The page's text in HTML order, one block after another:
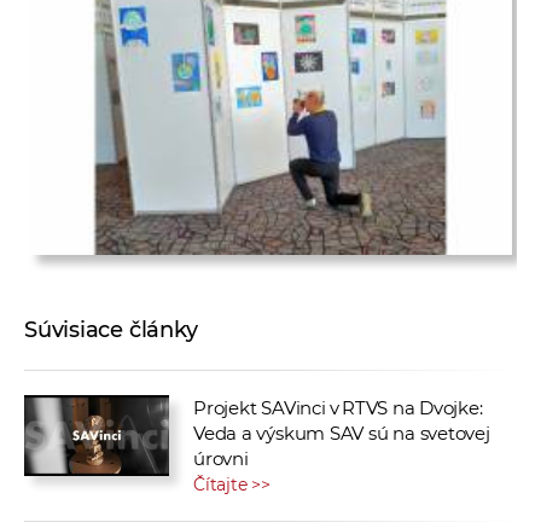
Súvisiace články
Projekt SAVinci v RTVS na Dvojke:
Veda a výskum SAV sú na svetovej
úrovni
Čítajte >>